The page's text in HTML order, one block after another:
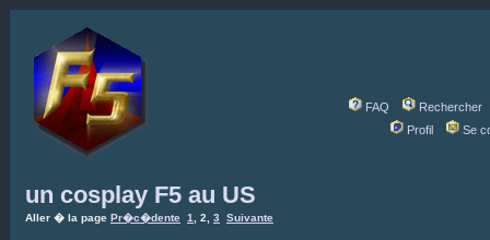
FAQ
Rechercher
Profil
Se
un cosplay F5 au US
Aller � la page Pr�c�dente 1 2 3 Suivante